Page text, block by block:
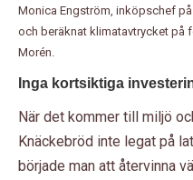
Monica Engström, inköpschef
och beräknat klimatavtrycket på
Morén.
Inga kortsiktiga
När det kommer till miljö
Knäckebröd inte legat på
började man att återvinna